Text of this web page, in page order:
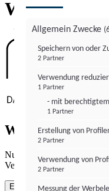
Willkommen
Wie gewohnt
Nutzen Sie institutional-
Verwendung von Cookies
Einverstanden
Allgemein Zwecke
Speichern von oder
2 Partner
Verwendung
1 Partner
- mit
1 Partner
Erstellung von
2 Partner
Verwendung von
2 Partner
Messung der